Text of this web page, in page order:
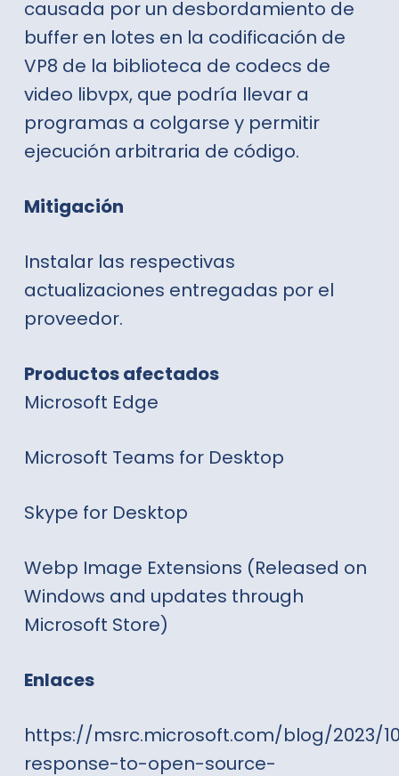
causada por un desbordamiento de
buffer en lotes en la codificación de
VP8 de la biblioteca de codecs de
video libvpx, que podría llevar a
programas a colgarse y permitir
ejecución arbitraria de código.
Mitigación
Instalar las respectivas
actualizaciones entregadas por el
proveedor.
Productos afectados
Microsoft Edge
Microsoft Teams for Desktop
Skype for Desktop
Webp Image Extensions (Released on
Windows and updates through
Microsoft Store)
Enlaces
https://msrc.microsoft.com/blog/2023/
response-to-open-source-